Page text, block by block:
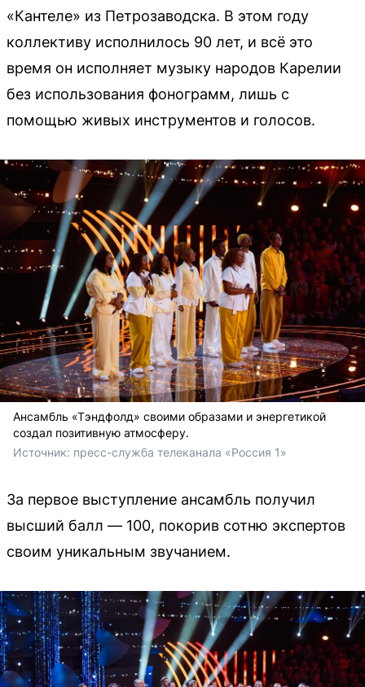
«Кантеле» из Петрозаводска. В этом году
коллективу исполнилось 90 лет, и всё это
время он исполняет музыку народов Карелии
без использования фонограмм, лишь с
помощью живых инструментов и голосов.
Ансамбль «Тэндфолд» своими образами и энергетикой
создал позитивную атмосферу.
Источник: пресс-служба телеканала «Россия 1»
За первое выступление ансамбль получил
высший балл — 100, покорив сотню экспертов
своим уникальным звучанием.